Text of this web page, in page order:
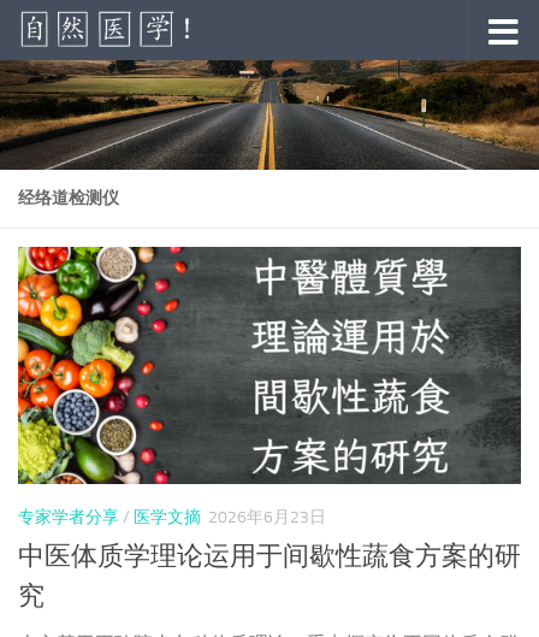
跳至内容
经络道检测仪
专家学者分享/ 医学文摘 2026年6月23日
中医体质学理论运用于间歇性蔬食方案的研
究